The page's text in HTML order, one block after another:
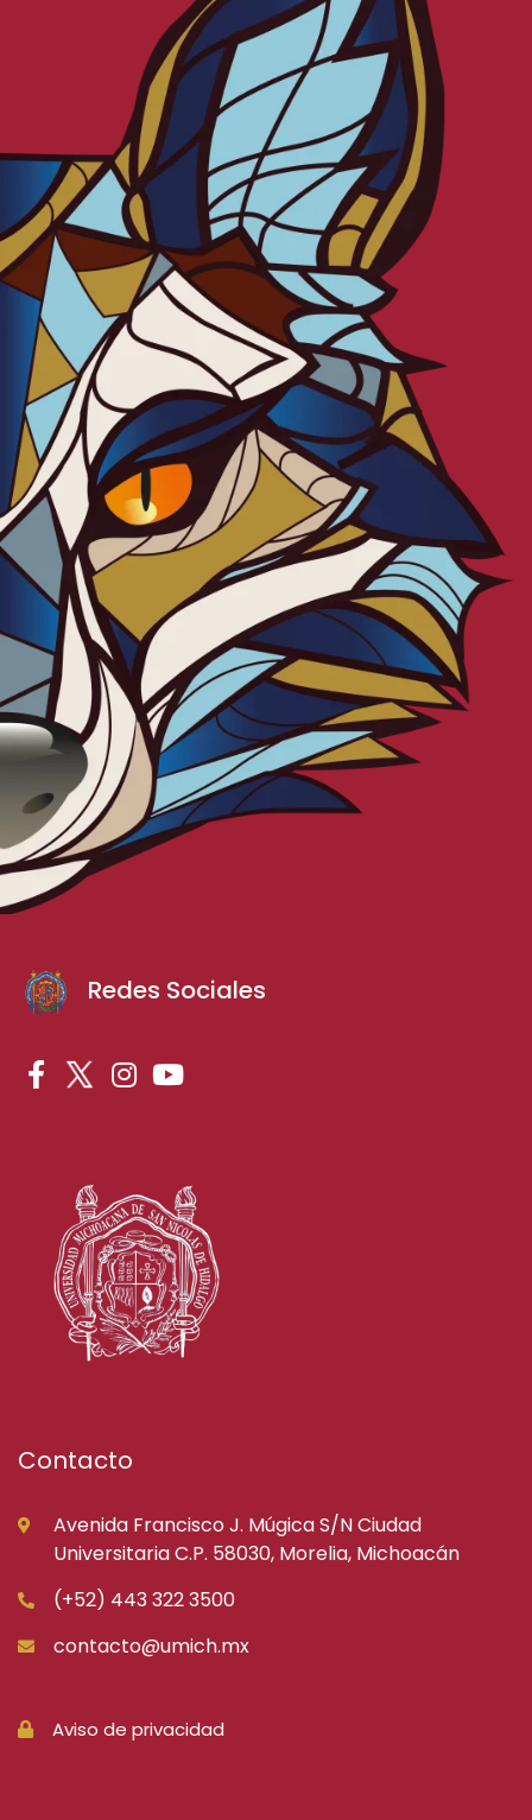
Redes Sociales
Contacto
Avenida Francisco J. Múgica S/N Ciudad
Universitaria C.P. 58030, Morelia, Michoacán
(+52) 443 322 3500
contacto@umich.mx
Aviso de privacidad